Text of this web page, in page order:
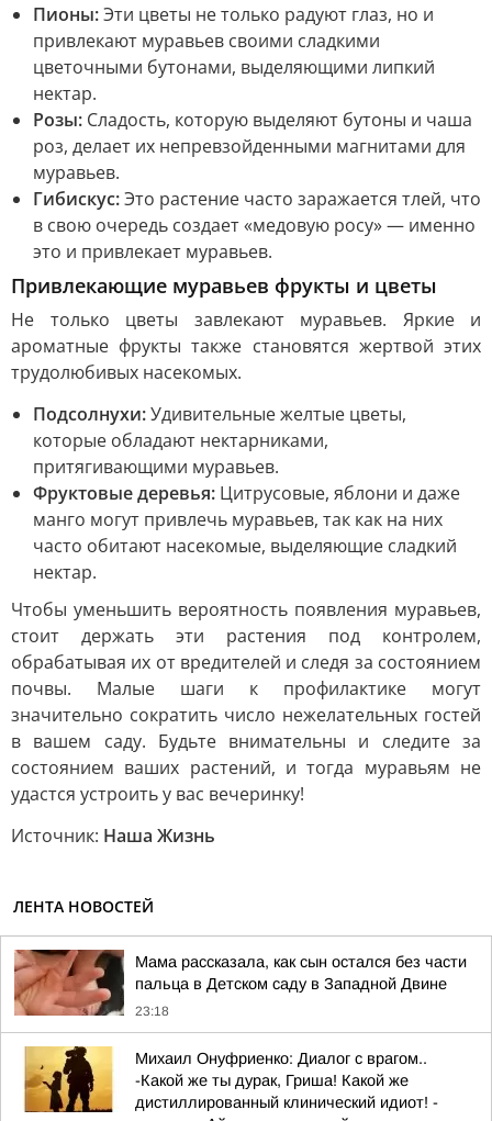
Пионы:Эти цветы не только радуют глаз, но и
привлекают муравьев своими сладкими
цветочными бутонами, выделяющими липкий
нектар.
Розы: Сладость, которую выделяют бутоны и чаша
роз, делает их непревзойденными магнитами для
муравьев.
Гибискус:Это растение часто заражается тлей, что
в свою очередь создает «медовую росу» — именно
это и привлекает муравьев.
Привлекающие муравьев фрукты и цветы
Не только цветы завлекают муравьев. Яркие и
ароматные фрукты также становятся жертвой этих
трудолюбивых насекомых.
Подсолнухи:Удивительные желтые цветы,
которые обладают нектарниками,
притягивающими муравьев.
Фруктовые деревья: Цитрусовые, яблони и даже
манго могут привлечь муравьев, так как на них
часто обитают насекомые, выделяющие сладкий
нектар.
Чтобы уменьшить вероятность появления муравьев,
стоит держать эти растения под контролем,
обрабатывая их от вредителей и следя за состоянием
почвы. Малые шаги к профилактике могут
значительно сократить число нежелательных гостей
в вашем саду. Будьте внимательны и следите за
состоянием ваших растений, и тогда муравьям не
удастся устроить у вас вечеринку!
Источник: Наша Жизнь
ЛЕНТА НОВОСТЕЙ
Мама рассказала, как сын остался без части
пальца в Детском саду в Западной Двине
23:18
Михаил Онуфриенко: Диалог с врагом..
-Какой же ты дурак, Гриша! Какой же
дистиллированный клинический идиот! -